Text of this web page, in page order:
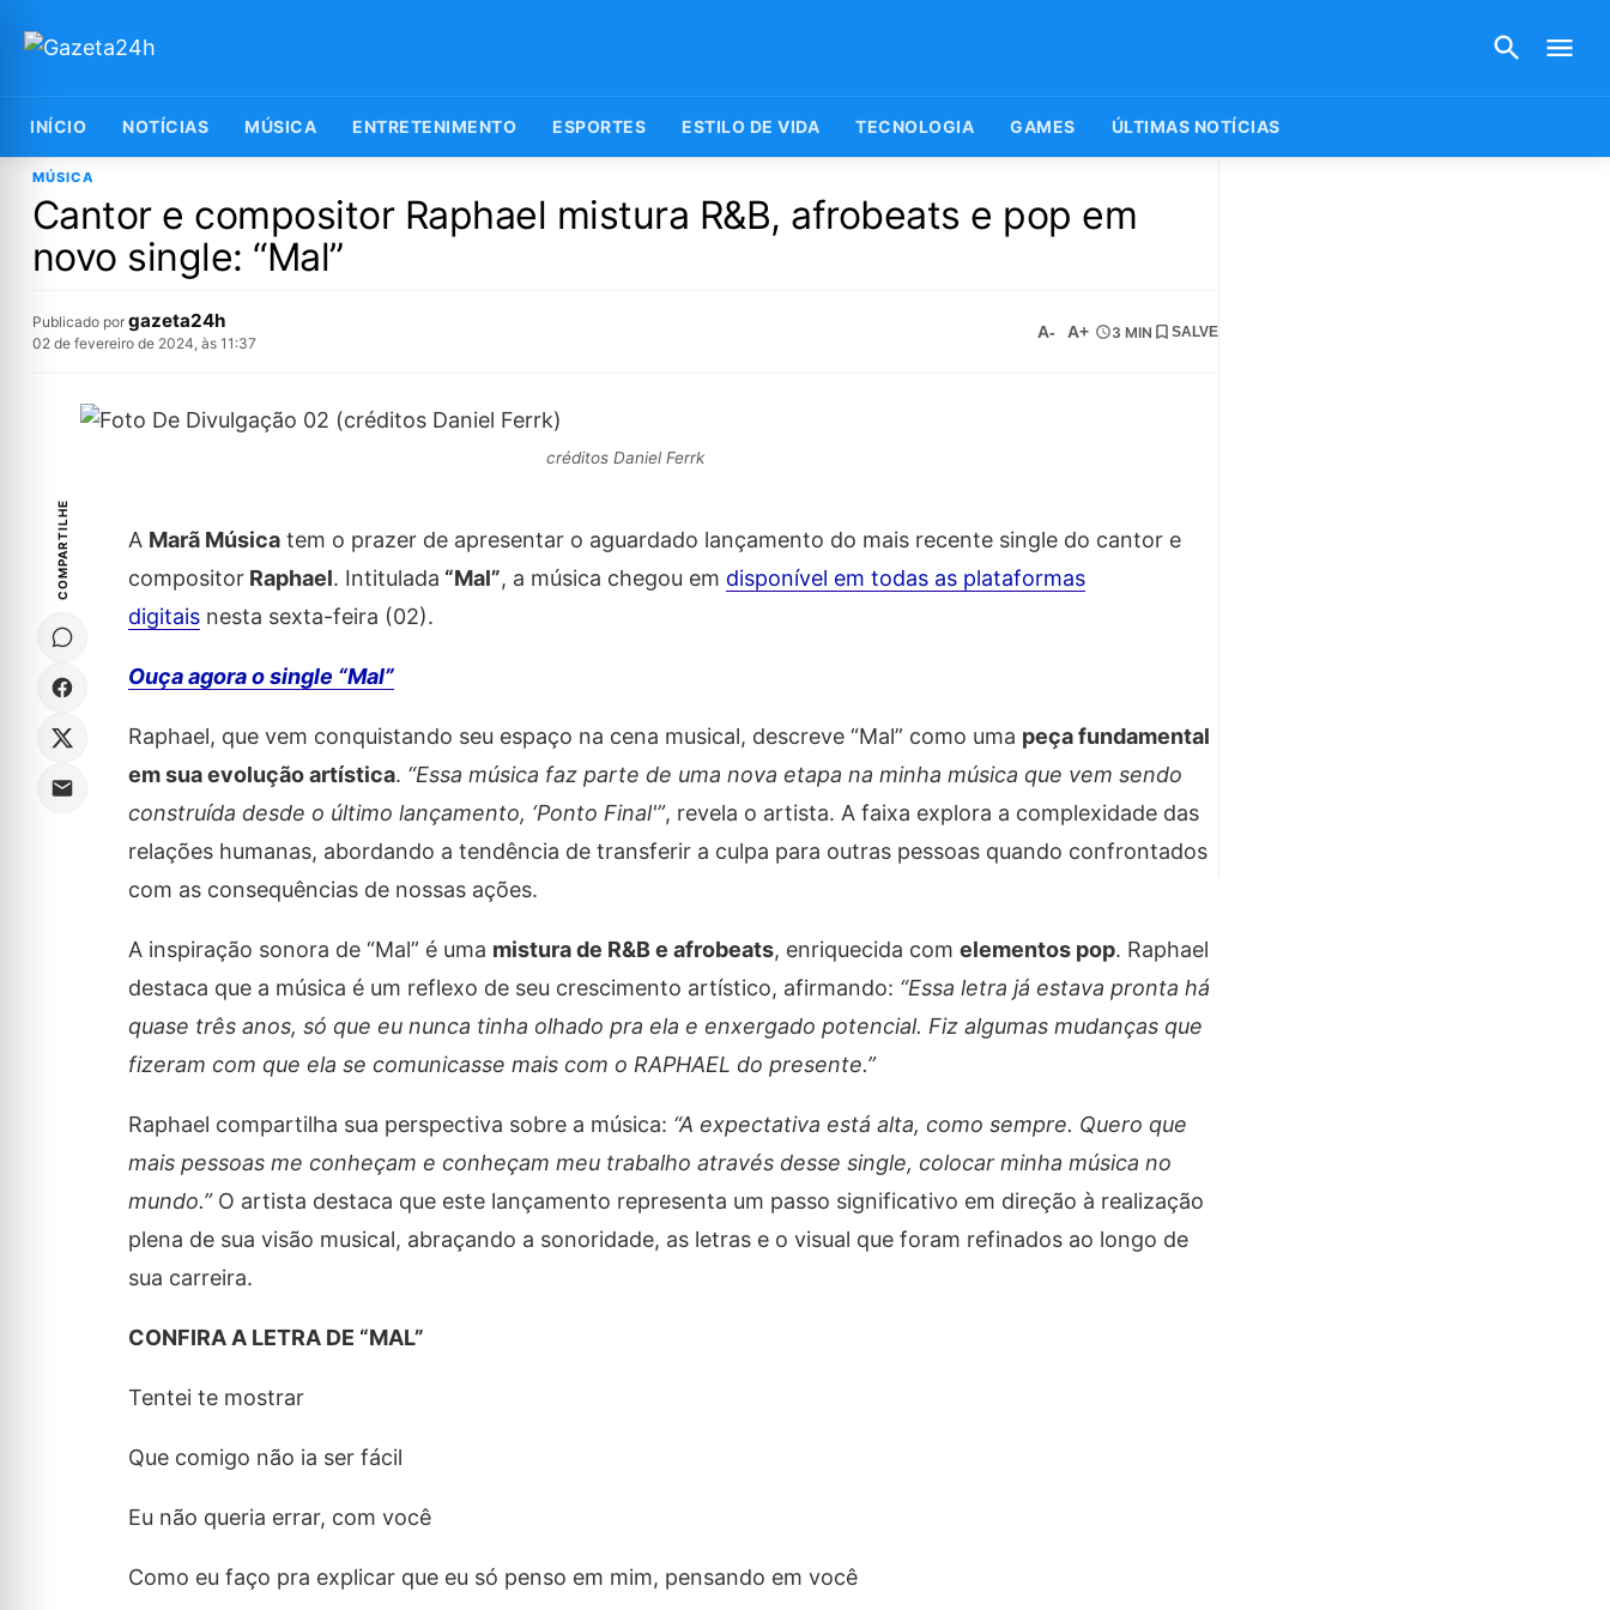
INÍCIO NOTÍCIAS MÚSICA ENTRETENIMENTO ESPORTES ESTILO DE VIDA TECNOLOGIA GAMES ÚLTIMAS NOTÍCIAS
MÚSICA
Cantor e compositor Raphael mistura R&B, afrobeats e pop em
novo single: “Mal”
Publicado por gazeta24h
02 de fevereiro de 2024, às 11:37
A- A+ 3 MIN SALVE
créditos Daniel Ferrk
COMPARTILHE A Marã Músicatem o prazer de apresentar o aguardado lançamento do mais recente single do cantor e
compositorRaphael. Intitulada “Mal”, a música chegou em disponível em todas as plataformas
digitaisnesta sexta-feira (02).
Ouça agora o single “Mal”
Raphael, que vem conquistando seu espaço na cena musical, descreve “Mal” como uma peça fundamental
em sua evolução artística. “Essa música faz parte de uma nova etapa na minha música que vem sendo
construída desde o último lançamento, ‘Ponto Final'”, revela o artista. A faixa explora a complexidade das
relações humanas, abordando a tendência de transferir a culpa para outras pessoas quando confrontados
com as consequências de nossas ações.
A inspiração sonora de “Mal” é uma mistura de R&B e afrobeats, enriquecida com elementos pop. Raphael
destaca que a música é um reflexo de seu crescimento artístico, afirmando: “Essa letra já estava pronta há
quase três anos, só que eu nunca tinha olhado pra ela e enxergado potencial. Fiz algumas mudanças que
fizeram com que ela se comunicasse mais com o RAPHAEL do presente.”
Raphael compartilha sua perspectiva sobre a música: “A expectativa está alta, como sempre. Quero que
mais pessoas me conheçam e conheçam meu trabalho através desse single, colocar minha música no
mundo.” O artista destaca que este lançamento representa um passo significativo em direção à realização
plena de sua visão musical, abraçando a sonoridade, as letras e o visual que foram refinados ao longo de
sua carreira.
CONFIRA A LETRA DE “MAL”
Tentei te mostrar
Que comigo não ia ser fácil
Eu não queria errar, com você
Como eu faço pra explicar que eu só penso em mim, pensando em você